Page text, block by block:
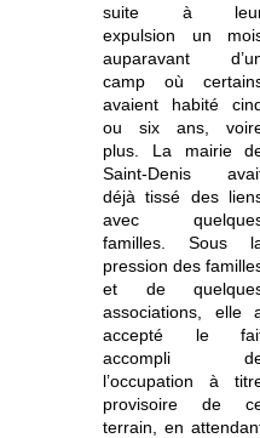
suite à
expulsion un
auparavant
camp où
avaient habité
ou six ans,
plus. La mairie
Saint-Denis
déjà tissé des
avec
familles. Sous
pression des
et de
associations, elle
accepté le
accompli
l’occupation à
provisoire de
terrain, en